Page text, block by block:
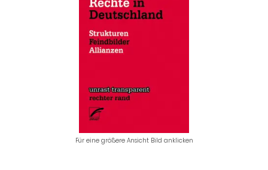
Für eine größere Ansicht Bild anklicken